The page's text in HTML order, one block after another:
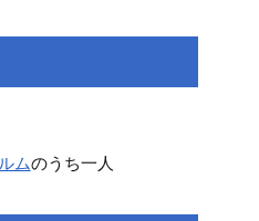
ムのうち一人